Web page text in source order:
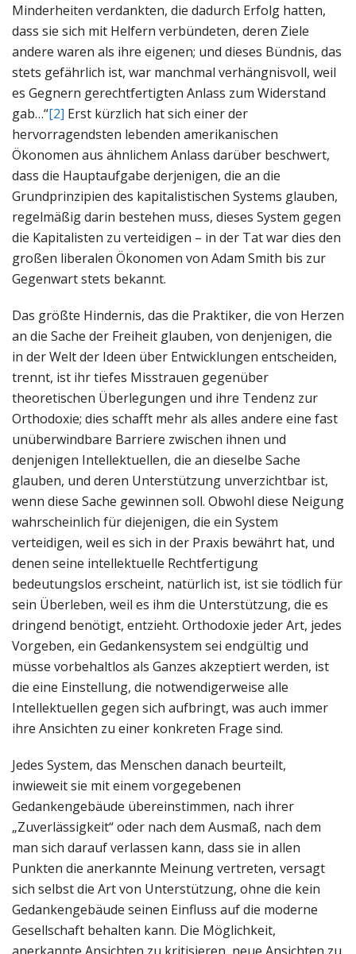
Minderheiten verdankten, die dadurch Erfolg hatten,
dass sie sich mit Helfern verbündeten, deren Ziele
andere waren als ihre eigenen; und dieses Bündnis, das
stets gefährlich ist, war manchmal verhängnisvoll, weil
es Gegnern gerechtfertigten Anlass zum Widerstand
gab…“[2] Erst kürzlich hat sich einer der
hervorragendsten lebenden amerikanischen
Ökonomen aus ähnlichem Anlass darüber beschwert,
dass die Hauptaufgabe derjenigen, die an die
Grundprinzipien des kapitalistischen Systems glauben,
regelmäßig darin bestehen muss, dieses System gegen
die Kapitalisten zu verteidigen – in der Tat war dies den
großen liberalen Ökonomen von Adam Smith bis zur
Gegenwart stets bekannt.
Das größte Hindernis, das die Praktiker, die von Herzen
an die Sache der Freiheit glauben, von denjenigen, die
in der Welt der Ideen über Entwicklungen entscheiden,
trennt, ist ihr tiefes Misstrauen gegenüber
theoretischen Überlegungen und ihre Tendenz zur
Orthodoxie; dies schafft mehr als alles andere eine fast
unüberwindbare Barriere zwischen ihnen und
denjenigen Intellektuellen, die an dieselbe Sache
glauben, und deren Unterstützung unverzichtbar ist,
wenn diese Sache gewinnen soll. Obwohl diese Neigung
wahrscheinlich für diejenigen, die ein System
verteidigen, weil es sich in der Praxis bewährt hat, und
denen seine intellektuelle Rechtfertigung
bedeutungslos erscheint, natürlich ist, ist sie tödlich für
sein Überleben, weil es ihm die Unterstützung, die es
dringend benötigt, entzieht. Orthodoxie jeder Art, jedes
Vorgeben, ein Gedankensystem sei endgültig und
müsse vorbehaltlos als Ganzes akzeptiert werden, ist
die eine Einstellung, die notwendigerweise alle
Intellektuellen gegen sich aufbringt, was auch immer
ihre Ansichten zu einer konkreten Frage sind.
Jedes System, das Menschen danach beurteilt,
inwieweit sie mit einem vorgegebenen
Gedankengebäude übereinstimmen, nach ihrer
„Zuverlässigkeit“ oder nach dem Ausmaß, nach dem
man sich darauf verlassen kann, dass sie in allen
Punkten die anerkannte Meinung vertreten, versagt
sich selbst die Art von Unterstützung, ohne die kein
Gedankengebäude seinen Einfluss auf die moderne
Gesellschaft behalten kann. Die Möglichkeit,